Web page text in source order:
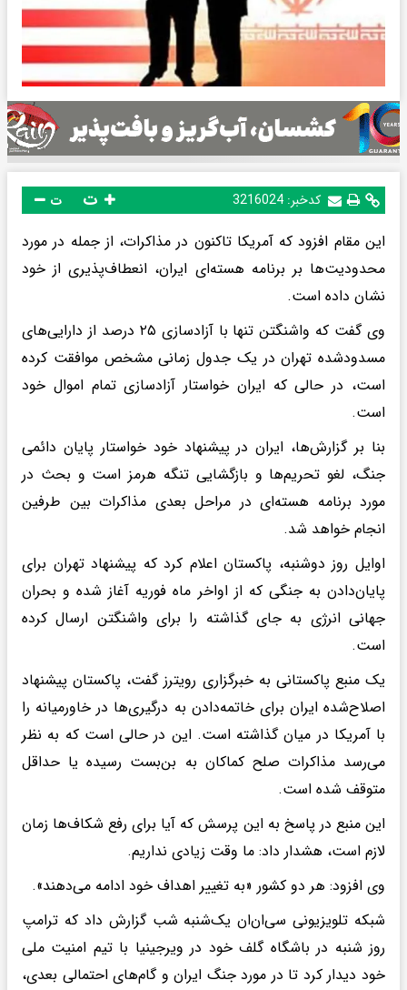
کدخبر: 3216024 ت
این مقام افزود که آمریکا تاکنون در مذاکرات، از جمله در مورد
محدودیت‌ها بر برنامه هسته‌ای ایران، انعطاف‌پذیری از خود
نشان داده است.
وی گفت که واشنگتن تنها با آزادسازی ۲۵ درصد از دارایی‌های
مسدودشده تهران در یک جدول زمانی مشخص موافقت کرده
است، در حالی که ایران خواستار آزادسازی تمام اموال خود
است.
بنا بر گزارش‌ها، ایران در پیشنهاد خود خواستار پایان دائمی
جنگ، لغو تحریم‌ها و بازگشایی تنگه هرمز است و بحث در
مورد برنامه هسته‌ای در مراحل بعدی مذاکرات بین طرفین
انجام خواهد شد.
اوایل روز دوشنبه، پاکستان اعلام کرد که پیشنهاد تهران برای
پایان‌دادن به جنگی که از اواخر ماه فوریه آغاز شده و بحران
جهانی انرژی به جای گذاشته را برای واشنگتن ارسال کرده
است.
یک منبع پاکستانی به خبرگزاری رویترز گفت، پاکستان پیشنهاد
اصلاح‌شده ایران برای خاتمه‌دادن به درگیری‌ها در خاورمیانه را
با آمریکا در میان گذاشته است. این در حالی است که به نظر
می‌رسد مذاکرات صلح کماکان به بن‌بست رسیده یا حداقل
متوقف شده است.
این منبع در پاسخ به این پرسش که آیا برای رفع شکاف‌ها زمان
لازم است، هشدار داد: ما وقت زیادی نداریم.
وی افزود: هر دو کشور «به تغییر اهداف خود ادامه می‌دهند».
شبکه تلویزیونی سی‌ان‌ان یک‌شنبه شب گزارش داد که ترامپ
روز شنبه در باشگاه گلف خود در ویرجینیا با تیم امنیت ملی
خود دیدار کرد تا در مورد جنگ ایران و گام‌های احتمالی بعدی،